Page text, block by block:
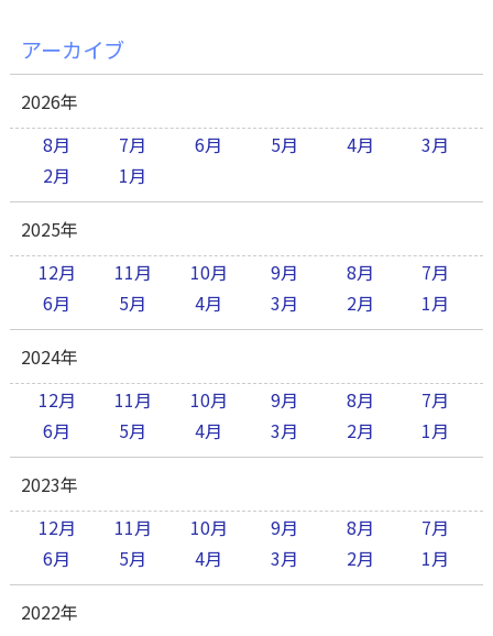
アーカイブ
2026年
8月
7月 6月 5月 4月
3月
2月
1月
2025年
12月
11月 10月 9月 8月
7月
6月
5月 4月 3月 2月 1月
2024年
12月
11月 10月 9月 8月
7月
6月
5月 4月 3月 2月 1月
2023年
12月
11月 10月 9月 8月
7月
6月
5月 4月 3月 2月 1月
2022年